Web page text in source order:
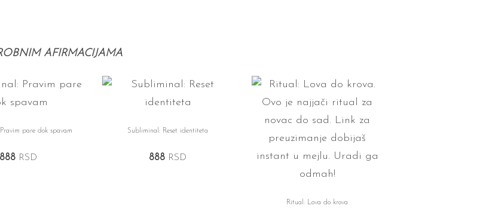
AFIRMACIJAMA
pare dok spavam
888 RSD
Subliminal: Reset identiteta
888 RSD
Ritual: Lova do krova